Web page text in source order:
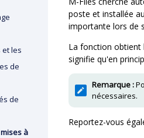
et les
de
de
à
poste et installée
importante lors de
La fonction obtient
signifie qu'en
Remarque :
nécessaires.
Reportez-vous